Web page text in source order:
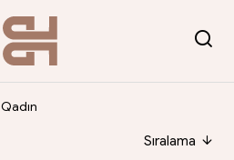
Qadın
Sıralama